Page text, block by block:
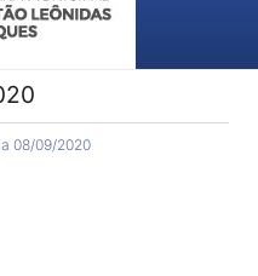
08/09/2020